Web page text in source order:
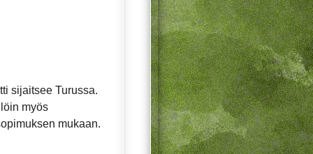
sijaitsee Turussa.
myös
mukaan.